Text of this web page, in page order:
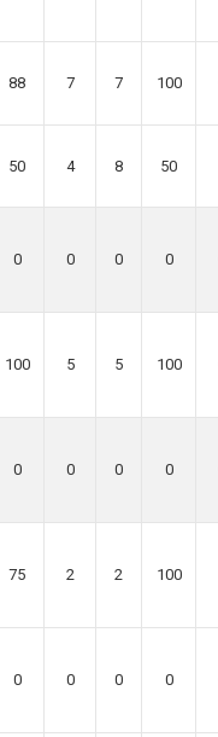
88 7 7 100
50 4 8 50
0 0 0 0
100 5 5 100
0 0 0 0
75 2 2 100
0 0 0 0